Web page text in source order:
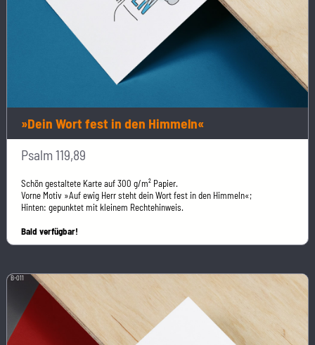
»Dein Wort fest in den Himmeln«
Psalm 119,89
Schön gestaltete Karte auf 300 g/m² Papier.
Vorne Motiv »Auf ewig Herr steht dein Wort fest in den Himmeln«;
Hinten: gepunktet mit kleinem Rechtehinweis.
Bald verfügbar!
B-011